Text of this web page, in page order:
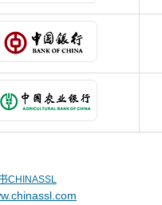
CHINASSL